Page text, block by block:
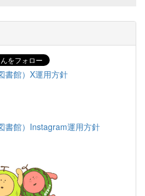
書館）X運用方針
書館）Instagram運用方針